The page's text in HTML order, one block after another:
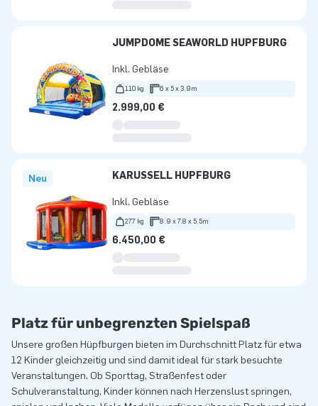
JUMPDOME SEAWORLD HÜPFBURG
Inkl. Gebläse
110 kg 6 x 5 x 3.9m
2.999,00 €
Neu KARUSSELL HÜPFBURG
Inkl. Gebläse
277 kg 8.9 x 7.8 x 5.5m
6.450,00 €
Platz für unbegrenzten Spielspaß
Unsere großen Hüpfburgen bieten im Durchschnitt Platz für etwa
12 Kinder gleichzeitig und sind damit ideal für stark besuchte
Veranstaltungen. Ob Sporttag, Straßenfest oder
Schulveranstaltung, Kinder können nach Herzenslust springen,